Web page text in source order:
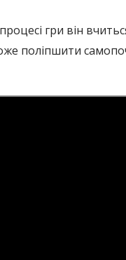
гри він
поліпшити